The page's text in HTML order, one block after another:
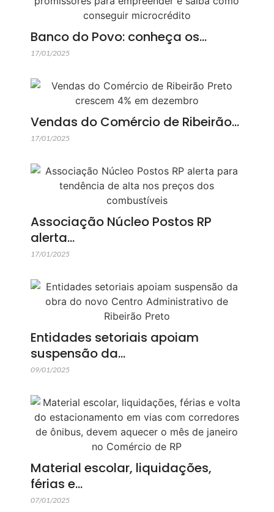
Banco do Povo: conheça os…
17/01/2025
Vendas do Comércio de Ribeirão…
17/01/2025
Associação Núcleo Postos RP
alerta…
17/01/2025
Entidades setoriais apoiam
suspensão da…
09/01/2025
Material escolar, liquidações,
férias e…
07/01/2025